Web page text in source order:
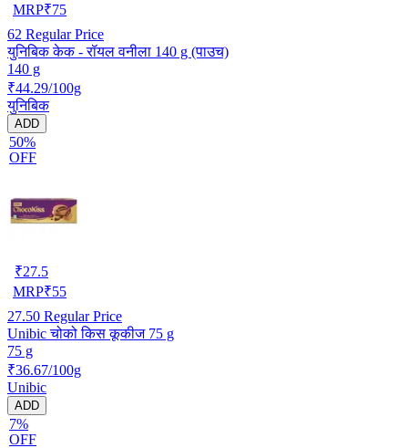
MRP₹75
62 Regular Price
युनिबिक केक - रॉयल वनीला 140 g (पाउच)
140 g
₹44.29/100g
युनिबिक
ADD
50%
OFF
₹27.5
MRP₹55
27.50 Regular Price
Unibic चोको किस कूकीज 75 g
75 g
₹36.67/100g
Unibic
ADD
7%
OFF